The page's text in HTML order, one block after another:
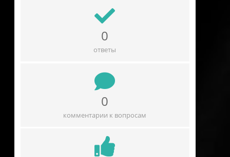
0
ответы
0
комментарии к вопросам